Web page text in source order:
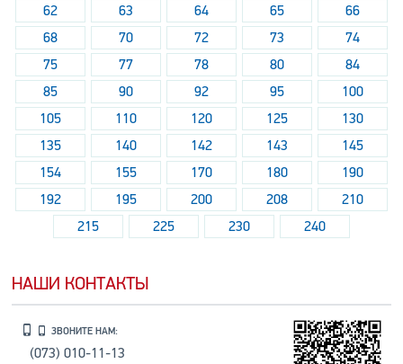
62
63 64 65
66
68
70 72 73
74
75
77 78 80
84
85
90 92 95
100
105
110 120 125
130
135
140 142 143
145
154
155 170 180
190
192
195 200 208
210
215
225 230 240
НАШИ КОНТАКТЫ
ЗВОНИТЕ НАМ:
(073) 010-11-13